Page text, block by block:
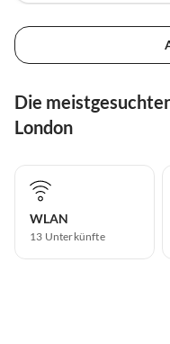
Die
London
WLAN
13 Unterkünfte